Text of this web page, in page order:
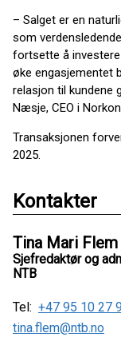
– Salget er en
som
fortsette å
øke engasjementet
relasjon til kundene
Næsje, CEO i
Transaksjonen
2025.
Kontakter
Tina Mari Flem
Sjefredaktør og
NTB
Tel: +47 95 10 27
tina.flem@ntb.no